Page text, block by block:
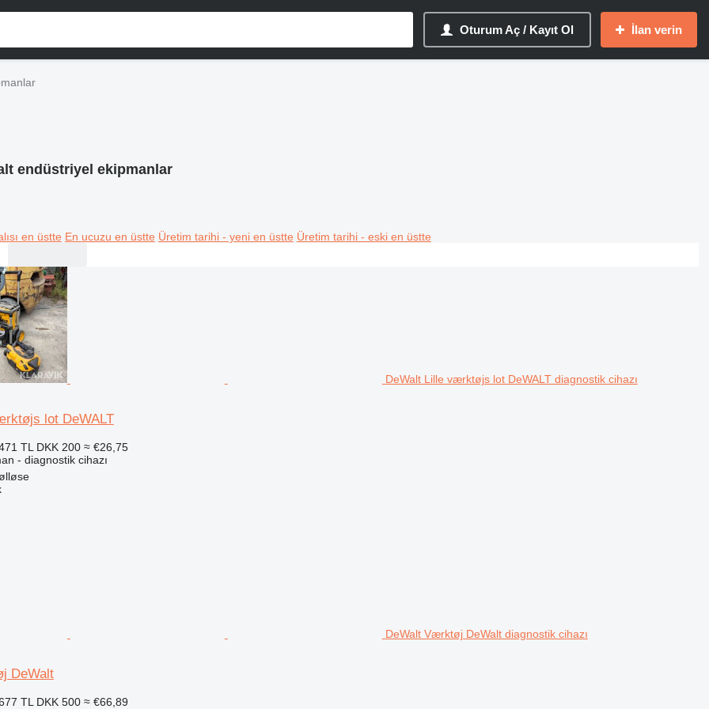
Oturum Aç / Kayıt Ol İlan verin
endüstriyel ekipmanlar
en üstte En ucuzu en üstte Üretim tarihi - yeni en üstte Üretim tarihi - eski en üstte
DeWalt Lille værktøjs lot DeWALT diagnostik cihazı
lot DeWALT
TL DKK 200 ≈ €26,75
- diagnostik cihazı
DeWalt Værktøj DeWalt diagnostik cihazı
DeWalt
TL DKK 500 ≈ €66,89